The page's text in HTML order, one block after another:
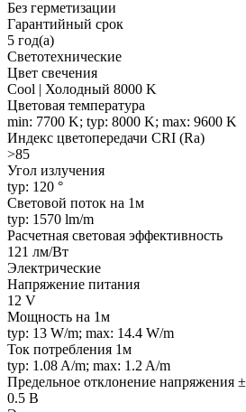
Без герметизации
Гарантийный срок
5 год(а)
Светотехнические
Цвет свечения
Cool | Холодный 8000 K
Цветовая температура
min: 7700 K; typ: 8000 K; max: 9600 K
Индекс цветопередачи CRI (Ra)
>85
Угол излучения
typ: 120 °
Световой поток на 1м
typ: 1570 lm/m
Расчетная световая эффективность
121 лм/Вт
Электрические
Напряжение питания
12 V
Мощность на 1м
typ: 13 W/m; max: 14.4 W/m
Ток потребления 1м
typ: 1.08 A/m; max: 1.2 A/m
Предельное отклонение напряжения ±
0.5 В